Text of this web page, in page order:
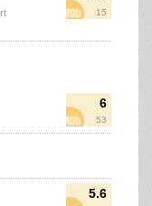
15
6
53
5.6